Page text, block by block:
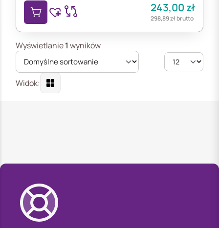
243,00zł
298,89złbrutto
Wyświetlanie1 wyników
Widok: